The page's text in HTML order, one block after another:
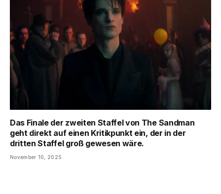
Das Finale der zweiten Staffel von The Sandman
geht direkt auf einen Kritikpunkt ein, der in der
dritten Staffel groß gewesen wäre.
November 10, 2025